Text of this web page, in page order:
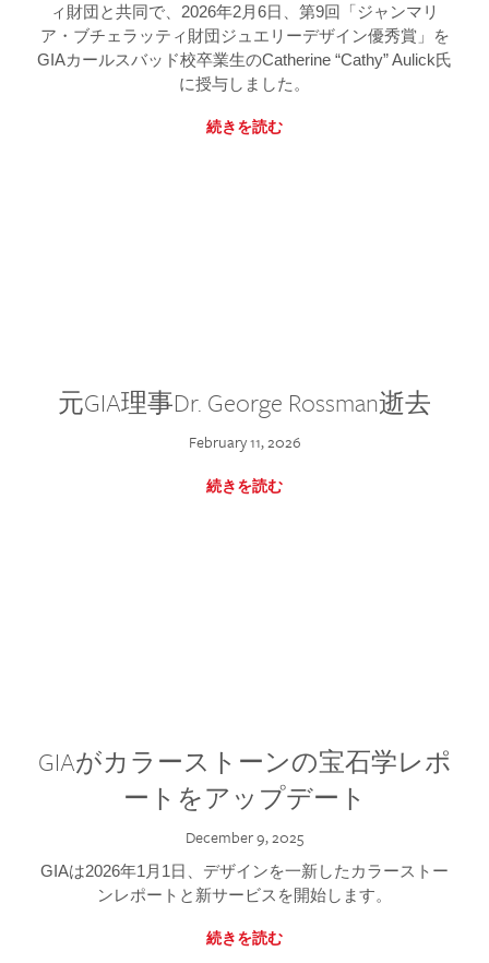
ィ財団と共同で、2026年2月6日、第9回「ジャンマリ
ア・ブチェラッティ財団ジュエリーデザイン優秀賞」を
GIAカールスバッド校卒業生のCatherine “Cathy” Aulick氏
に授与しました。
続きを読む
元GIA理事Dr. George Rossman逝去
February 11, 2026
続きを読む
GIAがカラーストーンの宝石学レポ
ートをアップデート
December 9, 2025
GIAは2026年1月1日、デザインを一新したカラーストー
ンレポートと新サービスを開始します。
続きを読む